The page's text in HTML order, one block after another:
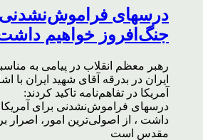
درسهای فراموش‌نشدنی
جنگ‌افروز خواهیم
رهبر معظم انقلاب در پیامی به
ایران در بدرقه آقای شهید ایران با
آمریکا در تفاهم‌نامه تاکید کردند:
درسهای فراموش‌نشدنی برای
داشت ، از اصولی‌ترین امور، اصرار
مقدس است